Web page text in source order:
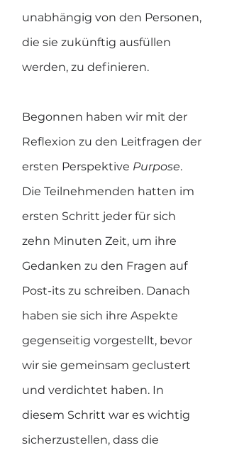
unabhängig von den Personen,
die sie zukünftig ausfüllen
werden, zu definieren.
Begonnen haben wir mit der
Reflexion zu den Leitfragen der
ersten Perspektive Purpose.
Die Teilnehmenden hatten im
ersten Schritt jeder für sich
zehn Minuten Zeit, um ihre
Gedanken zu den Fragen auf
Post-its zu schreiben. Danach
haben sie sich ihre Aspekte
gegenseitig vorgestellt, bevor
wir sie gemeinsam geclustert
und verdichtet haben. In
diesem Schritt war es wichtig
sicherzustellen, dass die